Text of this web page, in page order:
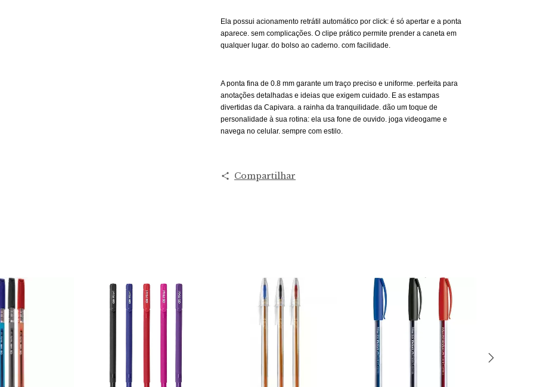
Ela possui acionamento retrátil automático por click: é só apertar e a ponta
aparece. sem complicações. O clipe prático permite prender a caneta em
qualquer lugar. do bolso ao caderno. com facilidade.
A ponta fina de 0.8 mm garante um traço preciso e uniforme. perfeita para
anotações detalhadas e ideias que exigem cuidado. E as estampas
divertidas da Capivara. a rainha da tranquilidade. dão um toque de
personalidade à sua rotina: ela usa fone de ouvido. joga videogame e
navega no celular. sempre com estilo.
Compartilhar